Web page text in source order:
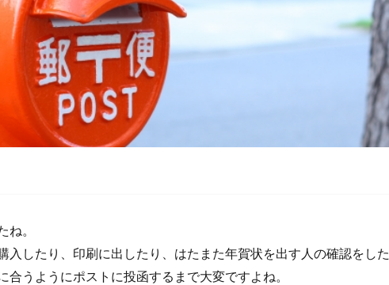
ね。
入したり、印刷に出したり、はたまた年賀状を出す人の確認をした
合うようにポストに投函するまで大変ですよね。